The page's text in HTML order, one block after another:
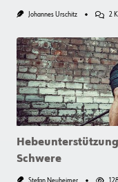
Johannes Urschitz 2
Schwere